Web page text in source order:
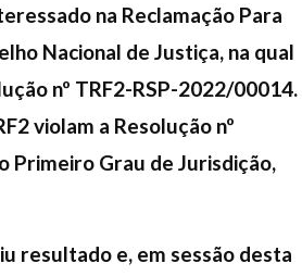
na Reclamação Para
Nacional de Justiça, na qual
nº TRF2-RSP-2022/00014.
violam a Resolução nº
Primeiro Grau de Jurisdição,
resultado e, em sessão desta